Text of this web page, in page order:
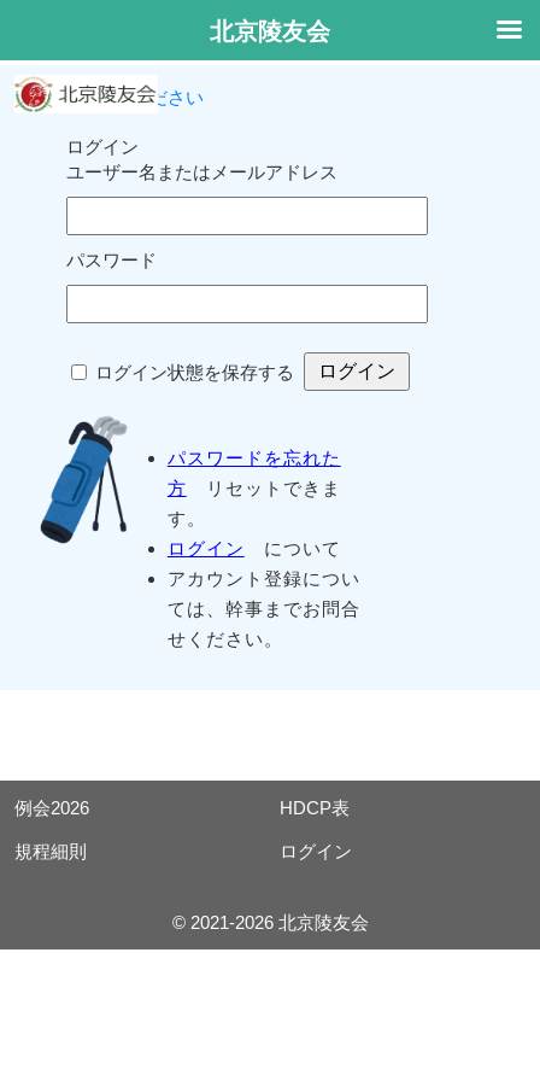
ログインしてください
ログイン
ユーザー名またはメールアドレス
パスワード
ログイン状態を保存する
パスワードを忘れた
方 リセットできま
す。
ログイン
について
アカウント登録につい
ては、幹事までお問合
せください。
例会2026 HDCP表
規程細則 ログイン
© 2021-2026 北京陵友会
北京陵友会